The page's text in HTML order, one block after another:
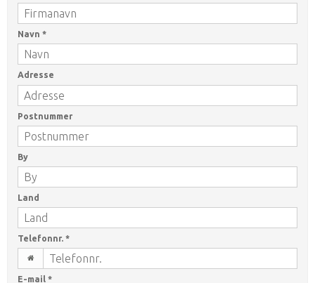
Navn *
Adresse
Postnummer
By
Land
Telefonnr. *
E-mail *